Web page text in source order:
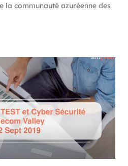
la communauté azuréenne des